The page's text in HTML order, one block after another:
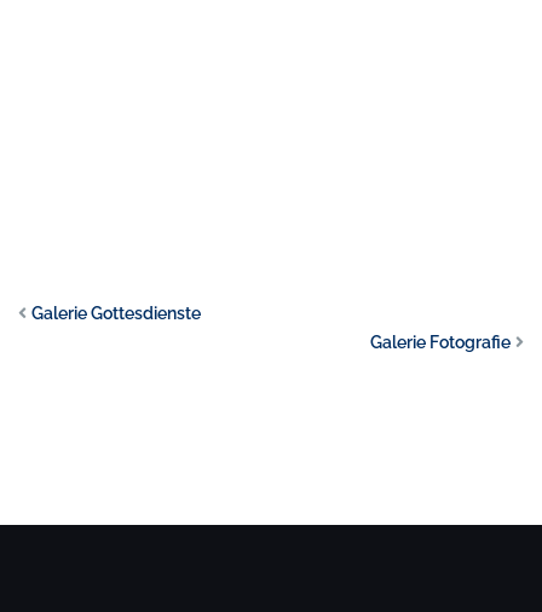
Galerie Gottesdienste
Galerie Fotografie